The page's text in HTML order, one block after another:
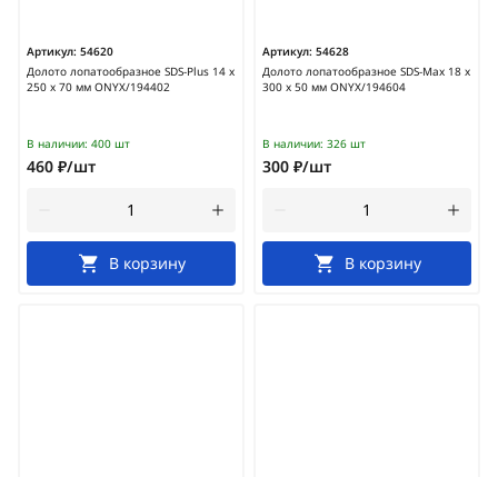
Артикул: 54620
Долото лопатообразное SDS-Plus 14 х
250 х 70 мм ONYX/194402
В наличии: 400 шт
460 ₽/шт
В корзину
Артикул: 54628
Долото лопатообразное SDS-Мах 18 х
300 х 50 мм ONYX/194604
В наличии: 326 шт
300 ₽/шт
В корзину